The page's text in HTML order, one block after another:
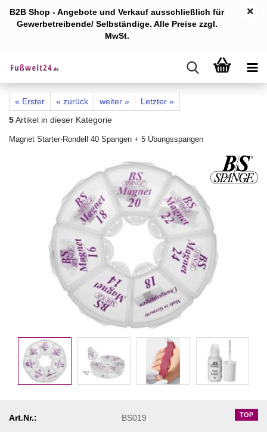
B2B Shop - Angebote und Verkauf ausschließlich für
Gewerbetreibende/ Selbständige. Alle Preise zzgl.
MwSt.
« Erster « zurück weiter »
Letzter »
5Artikel in dieser Kategorie
Magnet Starter-Rondell 40 Spangen + 5 Übungsspangen
TOP
Art.Nr.:
BS019